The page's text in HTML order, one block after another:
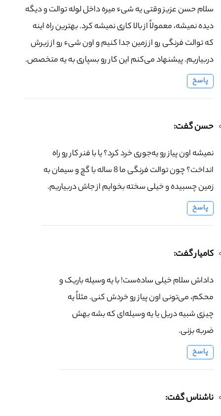
سلام حسن عزیز وقتی یه شیء میره داخل لوله توالت و دیگه
دیده نمیشه، معمولاً از بالا کاری نمیشه کرد. بهترین راه اینه
که توالت فرنگی رو از زمین جدا کنیم و اون شیء رو از زیرش
دربیاریم. پیشنهاد می‌کنم این کار رو بسپاری به یه متخصص.
پاسخ
حسن گفت:
نمیشه اون پیاز رو یه‌جوری خرد کرد؟ یا با فنر کار رو راه
انداخت؟ چون توالت فرنگی ما 8 ساله با گچ و سیمان به
زمین چسبیده و خیلی سخته بخوایم از جاش دربیاریم.
پاسخ
کامیار گفت:
داداش سلام خیلی ساده‌ست! با یه وسیله باریک و
محکم، می‌تونی اون پیاز رو خردش کنی. مثلاً یه
چیزی شبیه دریل یا یه وسیله‌ای که بشه بهش
ضربه بزنی.
پاسخ
ناشناس گفت: